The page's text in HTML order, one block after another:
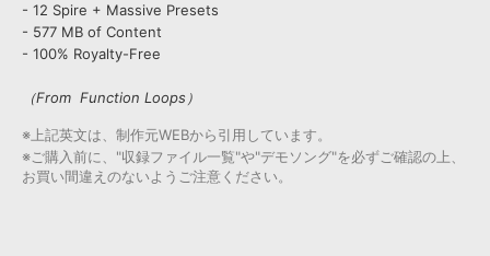
- 12 Spire + Massive Presets
- 577 MB of Content
- 100% Royalty-Free
（From Function Loops）
※上記英文は、制作元WEBから引用しています。
※ご購入前に、"収録ファイル一覧"や"デモソング"を必ずご確認の上、
お買い間違えのないようご注意ください。